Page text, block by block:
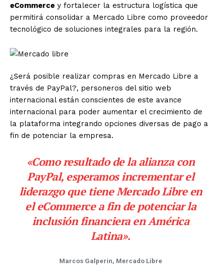
eCommerce y fortalecer la estructura logística que
permitirá consolidar a Mercado Libre como proveedor
tecnológico de soluciones integrales para la región.
¿Será posible realizar compras en Mercado Libre a
través de PayPal?, personeros del sitio web
internacional están conscientes de este avance
internacional para poder aumentar el crecimiento de
la plataforma integrando opciones diversas de pago a
fin de potenciar la empresa.
«Como resultado de la alianza con
PayPal, esperamos incrementar el
liderazgo que tiene Mercado Libre en
el eCommerce a fin de potenciar la
inclusión financiera en América
Latina».
Marcos Galperin, Mercado Libre